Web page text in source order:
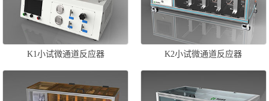
K1小试微通道反应器 K2小试微通道反应器